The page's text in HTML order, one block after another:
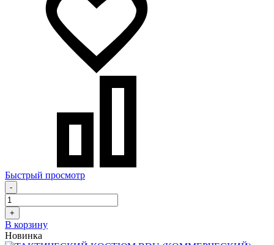
Быстрый просмотр
-
+
В корзину
Новинка